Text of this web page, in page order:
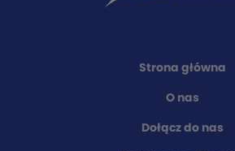
Strona główna
O nas
Dołącz do nas